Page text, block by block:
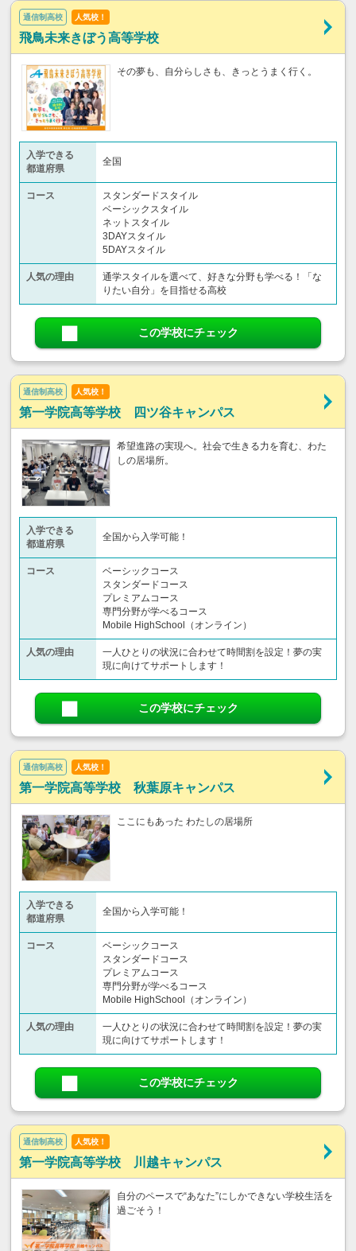
通信制高校 人気校！
飛鳥未来きぼう高等学校
その夢も、自分らしさも、きっとうまく行く。
入学できる
都道府県
全国
コース
スタンダードスタイル
ベーシックスタイル
ネットスタイル
3DAYスタイル
5DAYスタイル
人気の理由
通学スタイルを選べて、好きな分野も学べる！「な
りたい自分」を目指せる高校
この学校にチェック
通信制高校 人気校！
第一学院高等学校 四ツ谷キャンパス
希望進路の実現へ。社会で生きる力を育む、わた
しの居場所。
入学できる
都道府県
全国から入学可能！
コース
ベーシックコース
スタンダードコース
プレミアムコース
専門分野が学べるコース
Mobile HighSchool（オンライン）
人気の理由
一人ひとりの状況に合わせて時間割を設定！夢の実
現に向けてサポートします！
この学校にチェック
通信制高校 人気校！
第一学院高等学校 秋葉原キャンパス
ここにもあった わたしの居場所
入学できる
都道府県
全国から入学可能！
コース
ベーシックコース
スタンダードコース
プレミアムコース
専門分野が学べるコース
Mobile HighSchool（オンライン）
人気の理由
一人ひとりの状況に合わせて時間割を設定！夢の実
現に向けてサポートします！
この学校にチェック
通信制高校 人気校！
第一学院高等学校 川越キャンパス
自分のペースで“あなた”にしかできない学校生活を
過ごそう！